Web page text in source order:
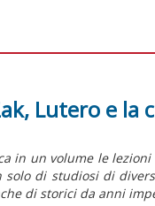
Lutero e la
in un volume le
di studiosi di
di storici da anni